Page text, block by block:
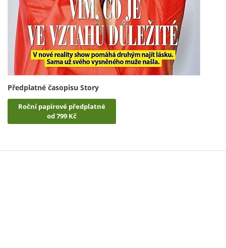
Předplatné časopisu Story
Roční papírové předplatné
od 799 Kč